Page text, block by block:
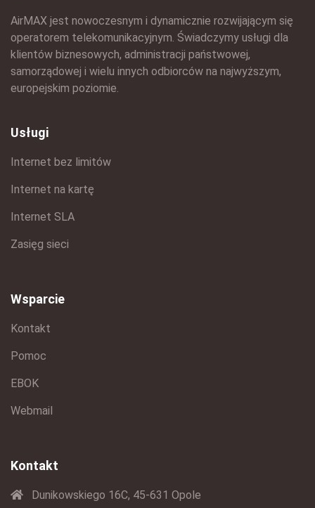
AirMAX jest nowoczesnym i dynamicznie rozwijającym się
operatorem telekomunikacyjnym. Świadczymy usługi dla
klientów biznesowych, administracji państwowej,
samorządowej i wielu innych odbiorców na najwyższym,
europejskim poziomie.
Usługi
Internet bez limitów
Internet na kartę
Internet SLA
Zasięg sieci
Wsparcie
Kontakt
Pomoc
EBOK
Webmail
Kontakt
Dunikowskiego 16C, 45-631 Opole